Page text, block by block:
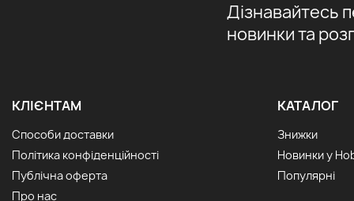
Дізнавайтесь
новинки та
КЛІЄНТАМ
Способи доставки
Політика конфіденційності
Публічна оферта
Про нас
КАТАЛОГ
Знижки
Новинки у
Популярні